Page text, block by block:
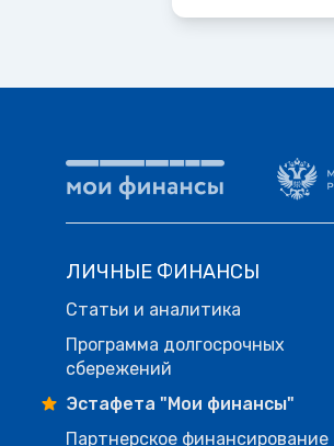
ЛИЧНЫЕ ФИНАНСЫ
Статьи и аналитика
Программа долгосрочных
сбережений
Эстафета "Мои финансы"
Партнерское финансирование